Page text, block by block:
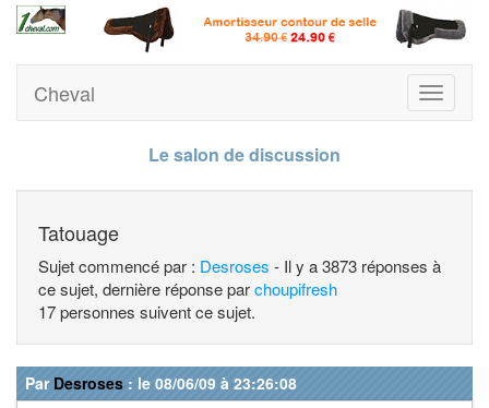
Toggle
Cheval
Le salon de discussion
Tatouage
Sujet commencé par : Desroses - Il y a 3873 réponses à
ce sujet, dernière réponse parchoupifresh
17 personnes suivent ce sujet.
Par Desroses : le 08/06/09 à 23:26:08